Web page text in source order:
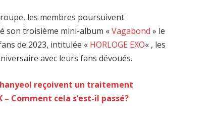
les membres poursuivent
son troisième mini-album «Vagabond » le
de 2023, intitulée « HORLOGE EXO« , les
avec leurs fans dévoués.
reçoivent un traitement
– Comment cela s’est-il passé?